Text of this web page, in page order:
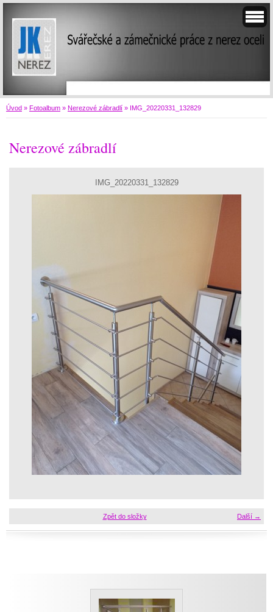
Úvod » Fotoalbum » Nerezové zábradlí » IMG_20220331_132829
Nerezové zábradlí
IMG_20220331_132829
Další →
Zpět do složky